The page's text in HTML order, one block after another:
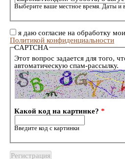
Выберите ваше местное время. Даты и
я даю согласие на обработку
Политикой конфиденциальности
CAPTCHA
Этот вопрос задается для того,
автоматическую спам-рассылку.
Какой код на картинке?*
Введите код с картинки